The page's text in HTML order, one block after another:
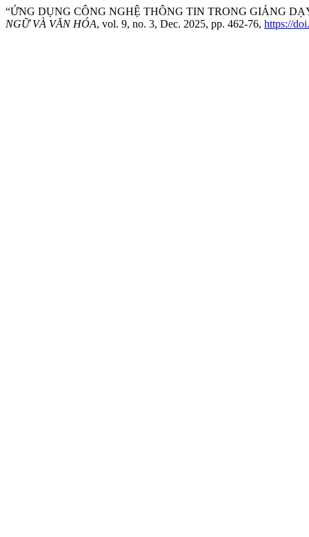
“ỨNG DỤNG CÔNG NGHỆ THÔNG TIN TRONG GIẢNG
NGỮ VÀ VĂN HÓA, vol. 9, no. 3, Dec. 2025, pp. 462-76, https://